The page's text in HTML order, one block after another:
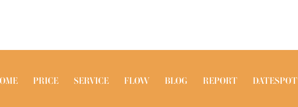
PRICE SERVICE FLOW BLOG REPORT DATESPOT